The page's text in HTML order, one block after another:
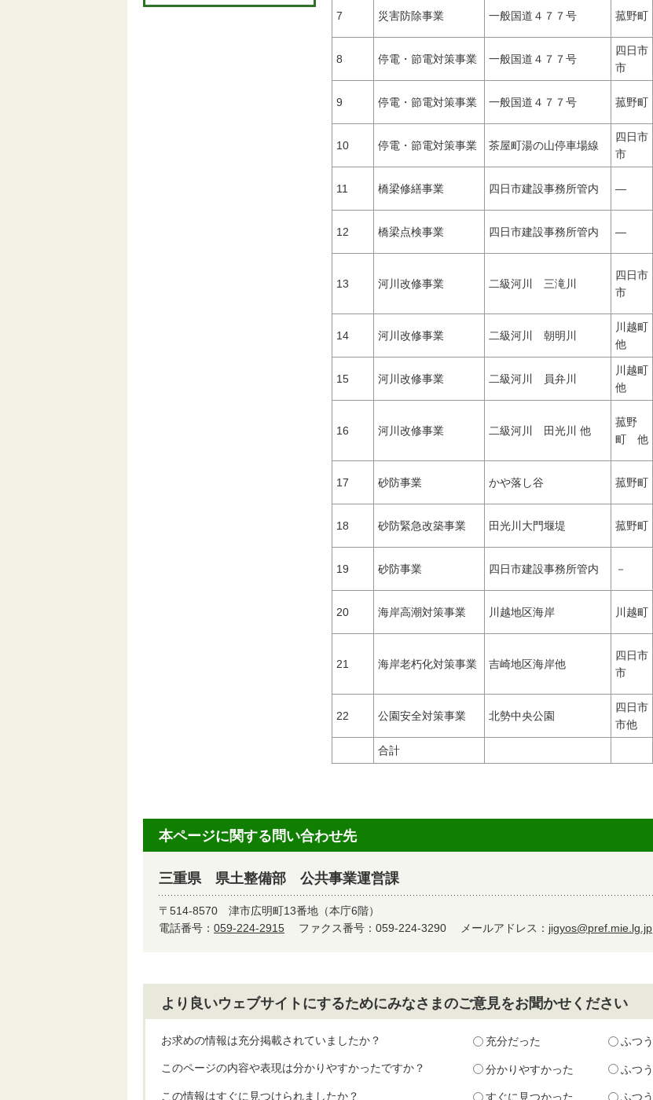
7 災害防除事業 一般国道４７７号 菰野町
8 停電・節電対策事業 一般国道４７７号
四日市
市
9 停電・節電対策事業 一般国道４７７号 菰野町
10 停電・節電対策事業 茶屋町湯の山停車場線
四日市
市
11 橋梁修繕事業 四日市建設事務所管内 ―
12 橋梁点検事業 四日市建設事務所管内 ―
13 河川改修事業 二級河川 三滝川
四日市
市
14 河川改修事業 二級河川 朝明川
川越町
他
15 河川改修事業 二級河川 員弁川
川越町
他
16 河川改修事業 二級河川 田光川 他
菰野
町 他
17 砂防事業 かや落し谷 菰野町
18 砂防緊急改築事業 田光川大門堰堤 菰野町
19 砂防事業 四日市建設事務所管内 －
20 海岸高潮対策事業 川越地区海岸 川越町
21 海岸老朽化対策事業 吉崎地区海岸他
四日市
市
22 公園安全対策事業 北勢中央公園
四日市
市他
合計
本ページに関する問い合わせ先
三重県 県土整備部 公共事業運営課
〒514-8570 津市広明町13番地（本庁6階）
電話番号： 059-224-2915 ファクス番号：059-224-3290 メールアドレス： jigyos@pref.mie.lg.jp
より良いウェブサイトにするためにみなさまのご意見をお聞かせください
お求めの情報は充分掲載されていましたか？ 充分だった ふつう
このページの内容や表現は分かりやすかったですか？ 分かりやすかった ふつう
この情報はすぐに見つけられましたか？ すぐに見つかった ふつう